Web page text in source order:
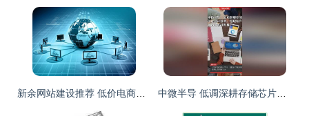
新余网站建设推荐 低价电商网站与技术服务全解析 中微半导 低调深耕存储芯片技术，静待市场时机蓄力爆发